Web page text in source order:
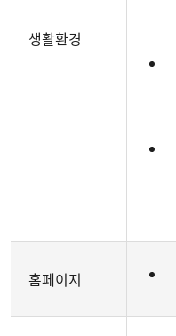
생활환경
홈페이지